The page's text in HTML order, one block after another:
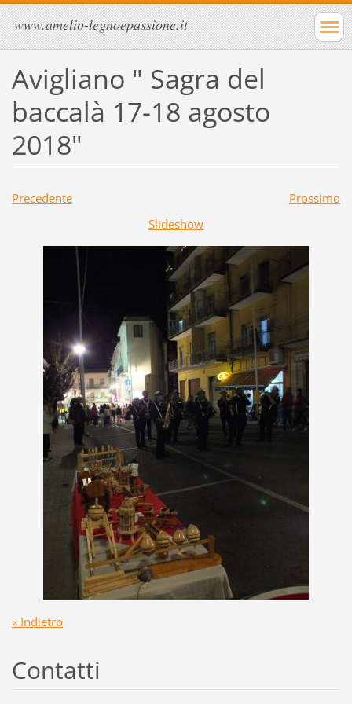
www.amelio-legnoepassione.it
Avigliano " Sagra del
baccalà 17-18 agosto
2018"
Precedente
Prossimo
Slideshow
« Indietro
Contatti